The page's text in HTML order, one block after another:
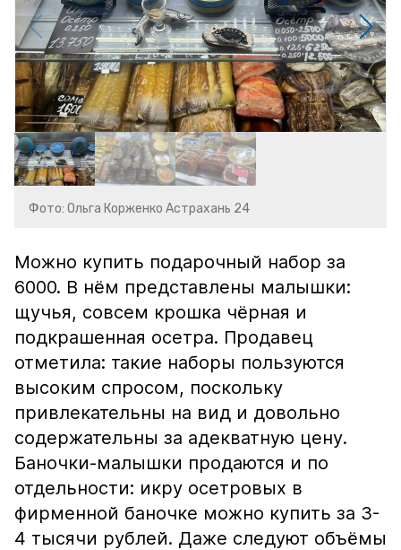
Фото: Ольга Корженко Астрахань 24
Можно купить подарочный набор за
6000. В нём представлены малышки:
щучья, совсем крошка чёрная и
подкрашенная осетра. Продавец
отметила: такие наборы пользуются
высоким спросом, поскольку
привлекательны на вид и довольно
содержательны за адекватную цену.
Баночки-малышки продаются и по
отдельности: икру осетровых в
фирменной баночке можно купить за 3-
4 тысячи рублей. Даже следуют объёмы